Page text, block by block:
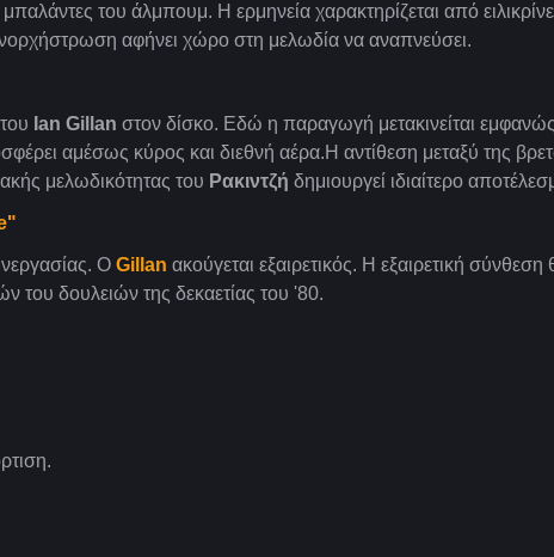
του άλμπουμ. Η ερμηνεία χαρακτηρίζεται από
αφήνει χώρο στη μελωδία να αναπνεύσει.
Ian Gillan στον δίσκο. Εδώ η παραγωγή μετακινείται
αμέσως κύρος και διεθνή αέρα.Η αντίθεση μεταξύ της
μελωδικότητας του Ρακιντζή δημιουργεί ιδιαίτερο
Ο Gillan ακούγεται εξαιρετικός. Η εξαιρετική σύνθεση
του δουλειών της δεκαετίας του '80.